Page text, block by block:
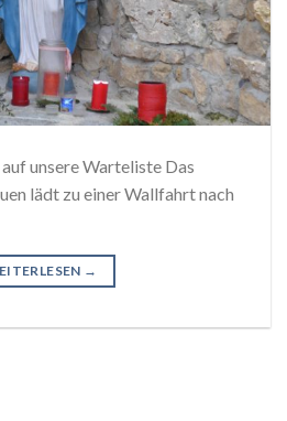
unsere Warteliste Das
lädt zu einer Wallfahrt nach
→